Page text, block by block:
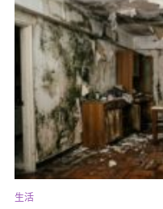
者，二是害怕蟲蟲的人，三
過來的連結視覺強暴的人。
生活